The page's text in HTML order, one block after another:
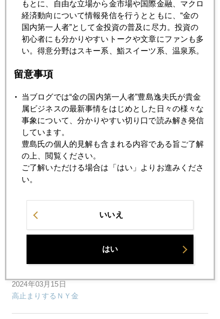
2024年03月26日
ＦＲＢ内部タカ派８名、ハト派９名の危うさ、円安も左右
ＮＹ金、じわり調整、それでも２１７０ドル台
2024年03月22日
ＮＹ金、反落、２１７０ドル台
2024年03月21日
ＦＯＭＣでＮＹ金、再び２２００ドル乗せ
謎の金高で、個人の金買い急増中
2024年03月15日
高止まりするＮＹ金
もとに、自由な立場から金市場や国際金融、マクロ
経済動向について情報発信を行うとともに、“金の
国内第一人者”として金投資の普及に尽力。投資の
初心者にも分かりやすいトークや文章にファンも多
い。得意分野はスキー系、鮨スイーツ系、温泉系。
留意事項
当ブログでは“金の国内第一人者”豊島逸夫氏が貴金
属ビジネスの最新事情をはじめとした日々の様々な
事象について、分かりやすい切り口で読み解き発信
しています。
豊島氏の個人的見解も含まれる内容である旨ご了解
の上、閲覧ください。
ご了解いただける場合は「はい」よりお進みくださ
い。
いいえ
はい